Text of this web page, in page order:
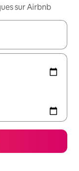
sur Airbnb
les flèches vers le